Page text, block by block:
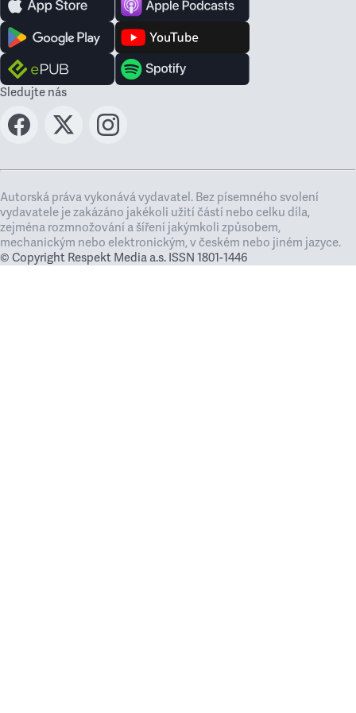
Sledujte nás
Autorská práva vykonává vydavatel. Bez písemného svolení
vydavatele je zakázáno jakékoli užití částí nebo celku díla,
zejména rozmnožování a šíření jakýmkoli způsobem,
mechanickým nebo elektronickým, v českém nebo jiném jazyce.
© Copyright Respekt Media a.s. ISSN 1801-1446